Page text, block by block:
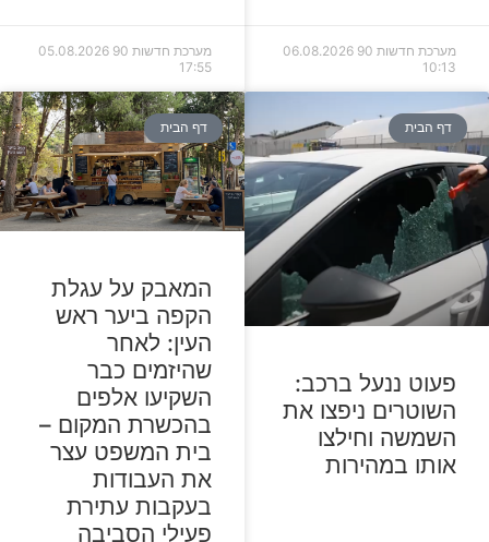
מערכת חדשות 90
06.08.2026
10:13
מערכת חדשות 90
05.08.2026
17:55
דף הבית
פעוט ננעל ברכב:
השוטרים ניפצו את
השמשה וחילצו
אותו במהירות
דף הבית
המאבק על עגלת
הקפה ביער ראש
העין: לאחר
שהיזמים כבר
השקיעו אלפים
בהכשרת המקום –
בית המשפט עצר
את העבודות
בעקבות עתירת
פעילי הסביבה